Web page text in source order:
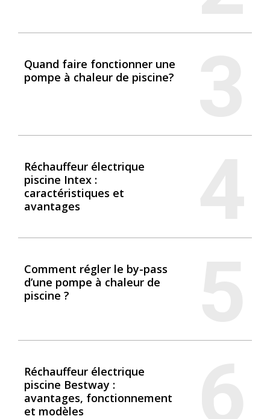
Quand faire fonctionner une
pompe à chaleur de piscine?
Réchauffeur électrique
piscine Intex :
caractéristiques et
avantages
Comment régler le by-pass
d’une pompe à chaleur de
piscine ?
Réchauffeur électrique
piscine Bestway :
avantages, fonctionnement
et modèles